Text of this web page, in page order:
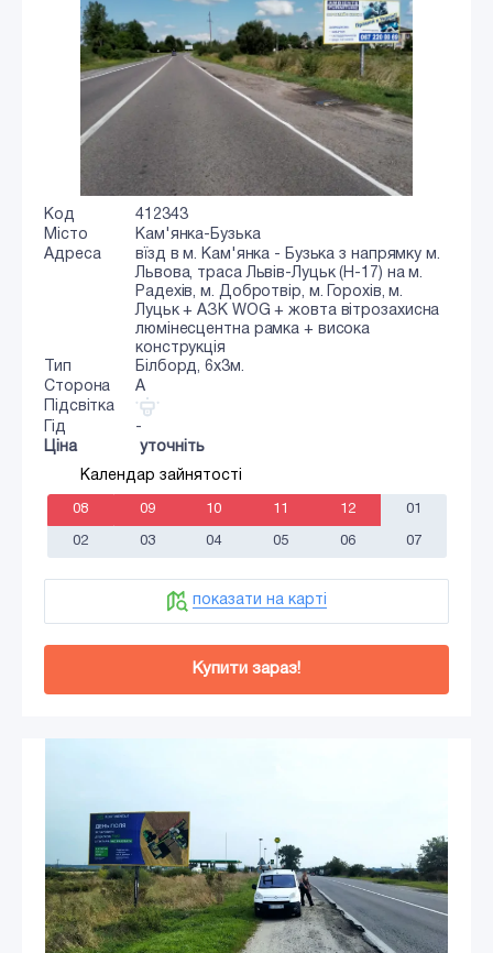
Код
412343
Місто
Кам'янка-Бузька
Адреса
вїзд в м. Кам'янка - Бузька з напрямку м.
Львова, траса Львів-Луцьк (Н-17) на м.
Радехів, м. Добротвір, м. Горохів, м.
Луцьк + АЗК WOG + жовта вітрозахисна
люмінесцентна рамка + висока
конструкція
Тип
Білборд, 6x3м.
Сторона
A
Підсвітка
Гід
-
Ціна
уточніть
Календар зайнятості
08 09 10 11 12 01
02 03 04 05 06 07
показати на карті
Купити зараз!